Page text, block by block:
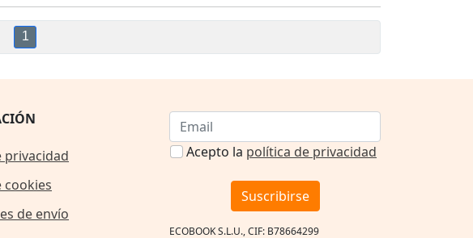
1
privacidad
cookies
de envío
Acepto la política de privacidad
Suscribirse
ECOBOOK S.L.U., CIF: B78664299